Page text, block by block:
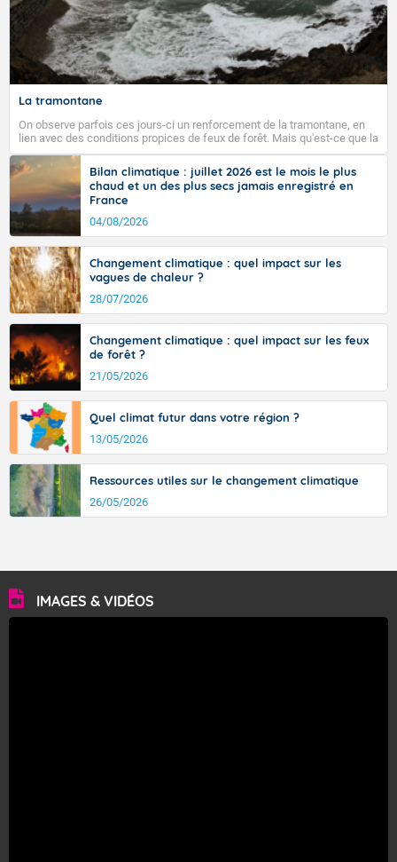
La tramontane
On observe parfois ces jours-ci un renforcement de la tramontane, en
lien avec des conditions propices de feux de forêt. Mais qu'est-ce que la
tramontane ? Quelles sont ses caractéristiques ? La tramontane est un
vent turbulent soufflant de secteur nord-ouest à nord, ou ouest à nord-
ouest, dans un secteur qui part du Roussillon à la vallée de l’Aude et à
l’ouest de l’Hérault. L’étymologie de ce vent vient du latin trasmontanus,
signifiant au-delà des monts, en allusion aux régions montagneuses
d’où provient ce vent.
Bilan climatique : juillet 2026 est le mois le plus
chaud et un des plus secs jamais enregistré en
France
04/08/2026
Changement climatique : quel impact sur les
vagues de chaleur ?
28/07/2026
Changement climatique : quel impact sur les feux
de forêt ?
21/05/2026
Quel climat futur dans votre région ?
13/05/2026
Ressources utiles sur le changement climatique
26/05/2026
IMAGES & VIDÉOS